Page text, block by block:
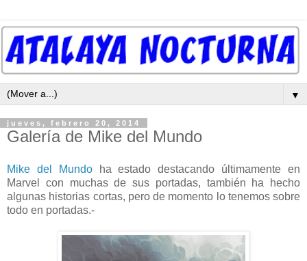
▼
jueves, febrero 20, 2014
Galería de Mike del Mundo
Mike del Mundoha estado destacando últimamente en
Marvel con muchas de sus portadas, también ha hecho
algunas historias cortas, pero de momento lo tenemos sobre
todo en portadas.-